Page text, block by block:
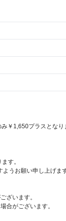
￥1,650プラスとなり
す。
うお願い申し上げます
ざいます。
合がございます。